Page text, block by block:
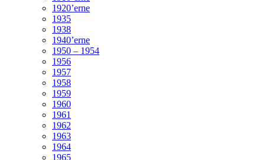
1920’erne
1935
1938
1940’erne
1950 – 1954
1956
1957
1958
1959
1960
1961
1962
1963
1964
1965